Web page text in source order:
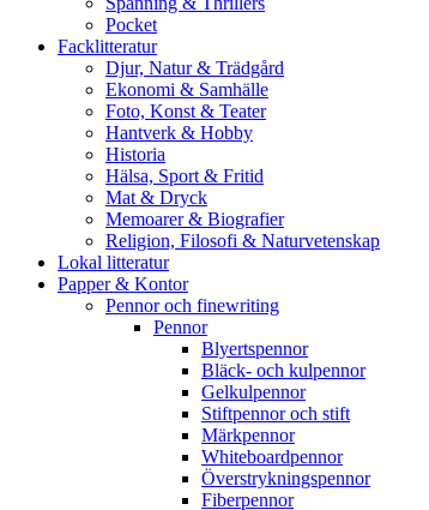
Pocket
Facklitteratur
Djur, Natur & Trädgård
Ekonomi & Samhälle
Foto, Konst & Teater
Hantverk & Hobby
Historia
Hälsa, Sport & Fritid
Mat & Dryck
Memoarer & Biografier
Religion, Filosofi & Naturvetenskap
Lokal litteratur
Papper & Kontor
Pennor och finewriting
Pennor
Blyertspennor
Bläck- och kulpennor
Gelkulpennor
Stiftpennor och stift
Märkpennor
Whiteboardpennor
Överstrykningspennor
Fiberpennor